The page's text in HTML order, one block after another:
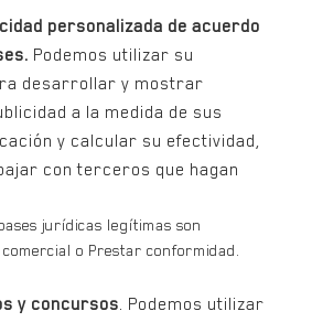
personalizada de acuerdo
Podemos utilizar su
desarrollar y mostrar
a la medida de sus
y calcular su efectividad,
con terceros que hagan
jurídicas legítimas son
o Prestar conformidad.
y concursos. Podemos utilizar